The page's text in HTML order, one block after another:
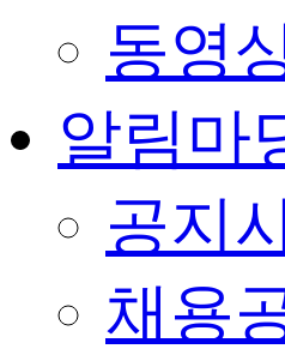
동영
알림마
공지
채용